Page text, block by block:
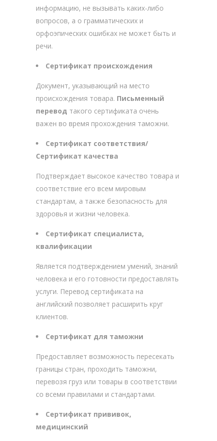
информацию, не вызывать каких-либо
вопросов, а о грамматических и
орфоэпических ошибках не может быть и
речи.
Сертификат происхождения
Документ, указывающий на место
происхождения товара. Письменный
перевод такого сертификата очень
важен во время прохождения таможни.
Сертификат соответствия/
Сертификат качества
Подтверждает высокое качество товара и
соответствие его всем мировым
стандартам, а также безопасность для
здоровья и жизни человека.
Сертификат специалиста,
квалификации
Является подтверждением умений, знаний
человека и его готовности предоставлять
услуги. Перевод сертификата на
английский позволяет расширить круг
клиентов.
Сертификат для таможни
Предоставляет возможность пересекать
границы стран, проходить таможни,
перевозя груз или товары в соответствии
со всеми правилами и стандартами.
Сертификат прививок,
медицинский